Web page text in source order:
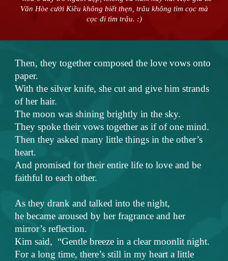
Văn Hòe cười Kiều không biết thẹn, trâu không tìm cọc mà
cọc đi tìm trâu. :)
Then, they together composed the love vows onto
paper.
With the silver knife, she cut and give him strands
of her hair.
The moon was shining brightly in the sky.
They spoke their vows together as if of one mind.
Then they asked many little things in the other’s
heart.
And promised for their entire life to love and be
faithful to each other.
As they drank and talked into the night,
he became aroused by her fragrance and her
mirror’s reflection.
Kim said, “Gentle breeze in a clear moonlit night.
For a long time, there’s still in my heart a little